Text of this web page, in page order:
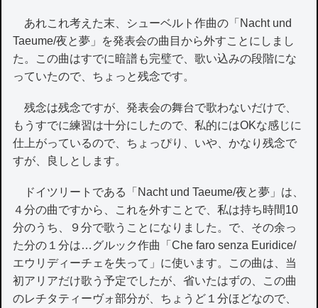
あれこれ考えた末、シューベルト作曲の「Nacht und
Taeume/夜と夢」を発表会の曲目から外すことにしまし
た。この曲はすでに暗譜も完璧で、歌い込みの段階にな
っていたので、ちょっと残念です。
残念は残念ですが、発表会の舞台で歌わないだけで、
もうすでに練習は十分にしたので、私的にはOKな感じに
仕上がっているので、ちょっぴり、いや、かなり残念で
すが、良しとします。
ドイツリートである「Nacht und Taeume/夜と夢」は、
４分の曲ですから、これを外すことで、私は持ち時間10
分のうち、９分で歌うことになりました。で、その余っ
た分の１分は…グルック作曲「Che faro senza Euridice/
エウリディーチェを失って」に使います。この曲は、当
初アリアだけ歌う予定でしたが、省いたはずの、この曲
のレチタティーヴォ部分が、ちょうど１分ほどなので、